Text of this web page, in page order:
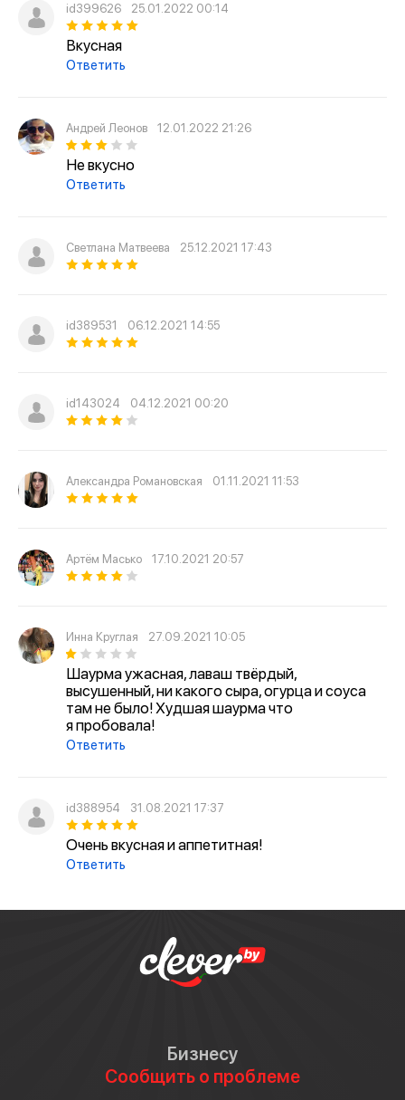
id399626 25.01.2022 00:14
Вкусная
Ответить
Андрей Леонов 12.01.2022 21:26
Не вкусно
Ответить
Светлана Матвеева 25.12.2021 17:43
id389531 06.12.2021 14:55
id143024 04.12.2021 00:20
Александра Романовская 01.11.2021 11:53
Артём Масько 17.10.2021 20:57
Инна Круглая 27.09.2021 10:05
Шаурма ужасная, лаваш твёрдый,
высушенный, ни какого сыра, огурца и соуса
там не было! Худшая шаурма что
я пробовала!
Ответить
id388954 31.08.2021 17:37
Очень вкусная и аппетитная!
Ответить
Бизнесу
Сообщить о проблеме